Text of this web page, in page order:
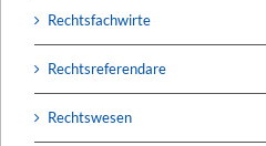
Rechtsfachwirte
Rechtsreferendare
Rechtswesen